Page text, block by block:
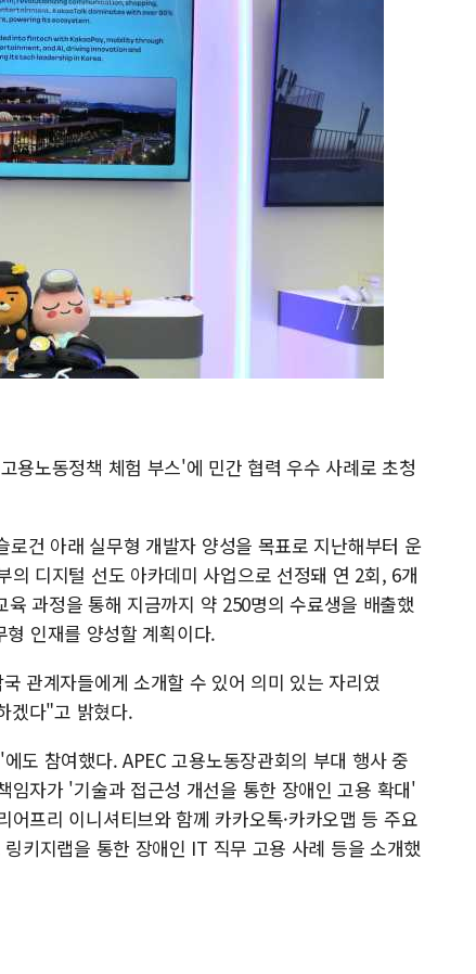
용노동정책 체험 부스'에 민간 협력 우수 사례로 초청
건 아래 실무형 개발자 양성을 목표로 지난해부터 운
디지털 선도 아카데미 사업으로 선정돼 연 2회, 6개
과정을 통해 지금까지 약 250명의 수료생을 배출했
인재를 양성할 계획이다.
관계자들에게 소개할 수 있어 의미 있는 자리였
겠다"고 밝혔다.
도 참여했다. APEC 고용노동장관회의 부대 행사 중
자가 '기술과 접근성 개선을 통한 장애인 고용 확대'
프리 이니셔티브와 함께 카카오톡·카카오맵 등 주요
키지랩을 통한 장애인 IT 직무 고용 사례 등을 소개했